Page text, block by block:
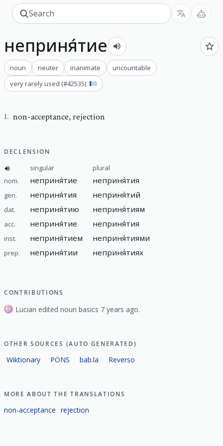
неприня́тие
noun neuter inanimate
uncountable
very rarely used (#42535)
1. non-acceptance,rejection
DECLENSION
singular
plural
nom.
неприня́тие неприня́тия
gen. неприня́тия неприня́тий
dat. неприня́тию неприня́тиям
acc. неприня́тие неприня́тия
inst. неприня́тием неприня́тиями
prep. неприня́тии неприня́тиях
CONTRIBUTIONS
Lucian edited noun basics 7 years ago.
OTHER SOURCES (AUTO GENERATED)
Wiktionary PONS bab.la Reverso
MORE ABOUT THE TRANSLATIONS
non-acceptance rejection